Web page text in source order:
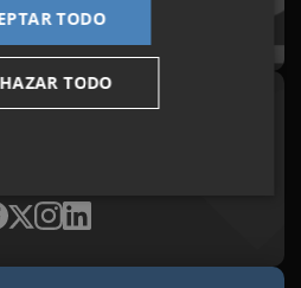
suscribirme!
en redes
cualquier medio
TODO
TODO